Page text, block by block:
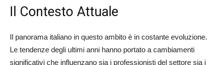
Il Contesto Attuale
Il panorama italiano in questo ambito è in costante evoluzione.
Le tendenze degli ultimi anni hanno portato a cambiamenti
significativi che influenzano sia i professionisti del settore sia i